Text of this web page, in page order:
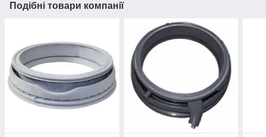
Подібні товари компанії